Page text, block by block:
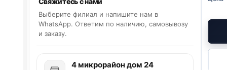
Выберите филиал и напишите нам в
WhatsApp. Ответим по наличию, самовывозу
и заказу.
4 микрорайон дом 24